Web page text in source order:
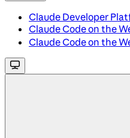
Claude Developer
Claude Code on the
Claude Code on the